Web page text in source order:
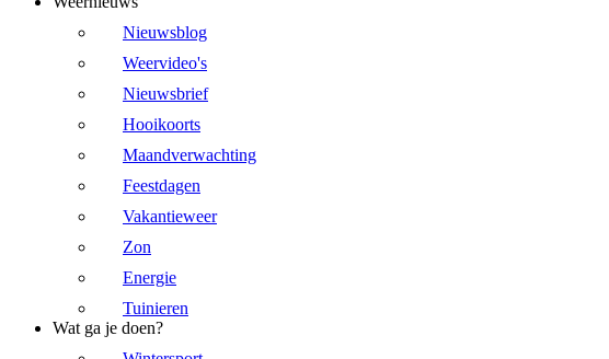
Nieuwsblog
Weervideo's
Nieuwsbrief
Hooikoorts
Maandverwachting
Feestdagen
Vakantieweer
Zon
Energie
Tuinieren
Wat ga je doen?